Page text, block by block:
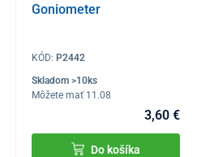
Goniometer
KÓD: P2442
Skladom >10ks
Môžete mať 11.08
3,60 €
Do košíka